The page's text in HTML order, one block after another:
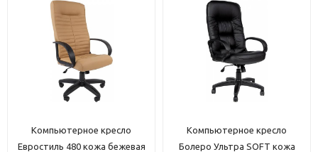
Компьютерное кресло
Евростиль 480 кожа бежевая
Компьютерное кресло
Болеро Ультра SOFT кожа